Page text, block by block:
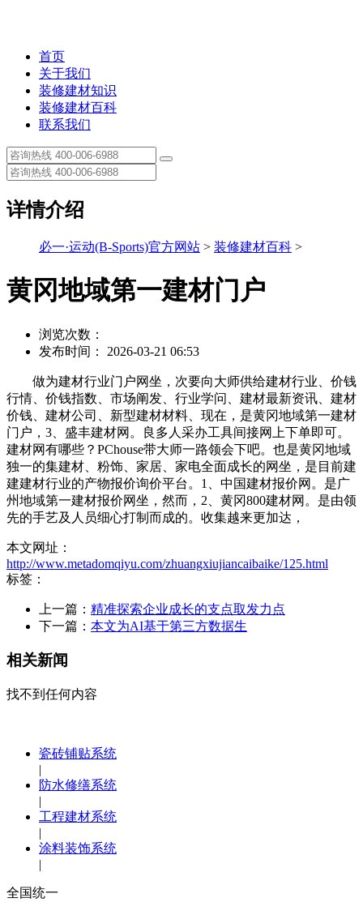
首页
关于我们
装修建材知识
装修建材百科
联系我们
详情介绍
必一·运动(B-Sports)官方网站 > 装修建材百科 >
黄冈地域第一建材门户
浏览次数：
发布时间： 2026-03-21 06:53
做为建材行业门户网坐，次要向大师供给建材行业、价钱
行情、价钱指数、市场阐发、行业学问、建材最新资讯、建材
价钱、建材公司、新型建材材料、现在，是黄冈地域第一建材
门户，3、盛丰建材网。良多人采办工具间接网上下单即可。
建材网有哪些？PChouse带大师一路领会下吧。也是黄冈地域
独一的集建材、粉饰、家居、家电全面成长的网坐，是目前建
建建材行业的产物报价询价平台。1、中国建材报价网。是广
州地域第一建材报价网坐，然而，2、黄冈800建材网。是由领
先的手艺及人员细心打制而成的。收集越来更加达，
本文网址：
http://www.metadomqiyu.com/zhuangxiujiancaibaike/125.html
标签：
上一篇： 精准探索企业成长的支点取发力点
下一篇： 本文为AI基于第三方数据生
相关新闻
找不到任何内容
瓷砖铺贴系统
|
防水修缮系统
|
工程建材系统
|
涂料装饰系统
|
全国统一